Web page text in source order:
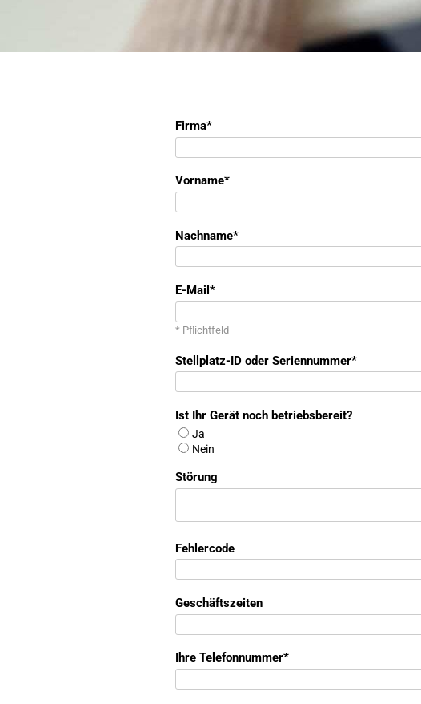
Firma
Vorname
Nachname
E-Mail
* Pflichtfeld
Stellplatz-ID oder Seriennummer
Ist Ihr Gerät noch betriebsbereit?
Ja
Nein
Störung
Fehlercode
Geschäftszeiten
Ihre Telefonnummer